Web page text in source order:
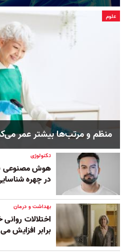
علوم
منظم‌ و مرتب‌ها بیشتر عمر
تکنولوژی
هوش مصنوعی
در چهره
بهداشت و درمان
برابر افزایش